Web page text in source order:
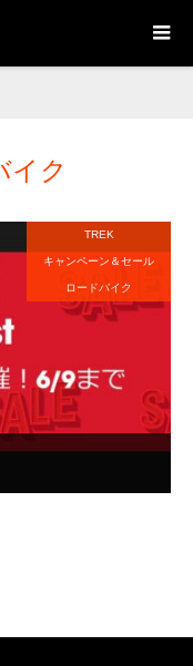
イク
TREK
キャンペーン＆セール
ロードバイク